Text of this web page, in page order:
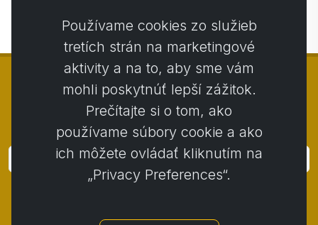
© Copyright 2014 - 2026 Activstar
Prihlásiť
Používame cookies zo služieb
tretích strán na marketingové
aktivity a na to, aby sme vám
mohli poskytnúť lepší zážitok.
Prečítajte si o tom, ako
používame súbory cookie a ako
ich môžete ovládať kliknutím na
„Privacy Preferences“.